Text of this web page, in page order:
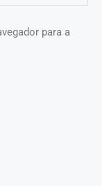
para a